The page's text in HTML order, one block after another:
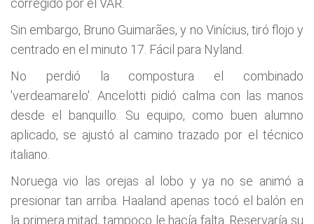
corregido por el VAR.
Sin embargo, Bruno Guimarães, y no Vinícius, tiró flojo y
centrado en el minuto 17. Fácil para Nyland.
No perdió la compostura el combinado
'verdeamarelo'. Ancelotti pidió calma con las manos
desde el banquillo. Su equipo, como buen alumno
aplicado, se ajustó al camino trazado por el técnico
italiano.
Noruega vio las orejas al lobo y ya no se animó a
presionar tan arriba. Haaland apenas tocó el balón en
la primera mitad, tampoco le hacía falta. Reservaría su